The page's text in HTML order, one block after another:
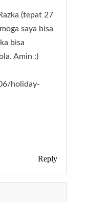
(tepat 27
saya bisa
bisa
Amin :)
holiday-
Reply